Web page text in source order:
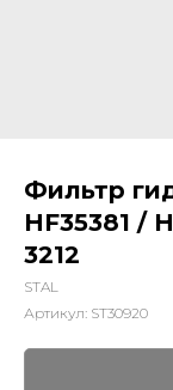
Фильтр
HF35381 /
3212
STAL
Артикул: ST30920